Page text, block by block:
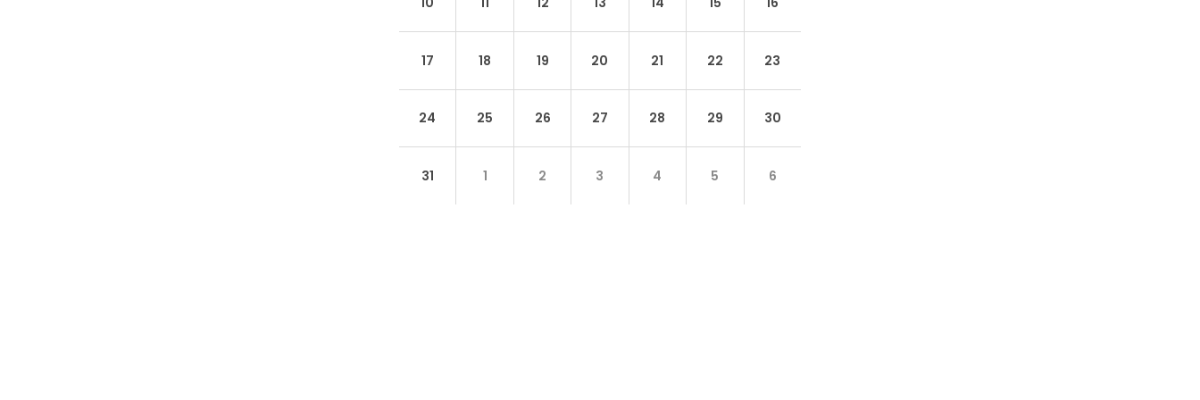
17 18 19 20 21 22 23
24 25 26 27 28 29 30
31 1 2 3 4 5 6